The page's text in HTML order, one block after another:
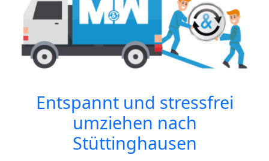
Entspannt und stressfrei
umziehen nach
Stüttinghausen